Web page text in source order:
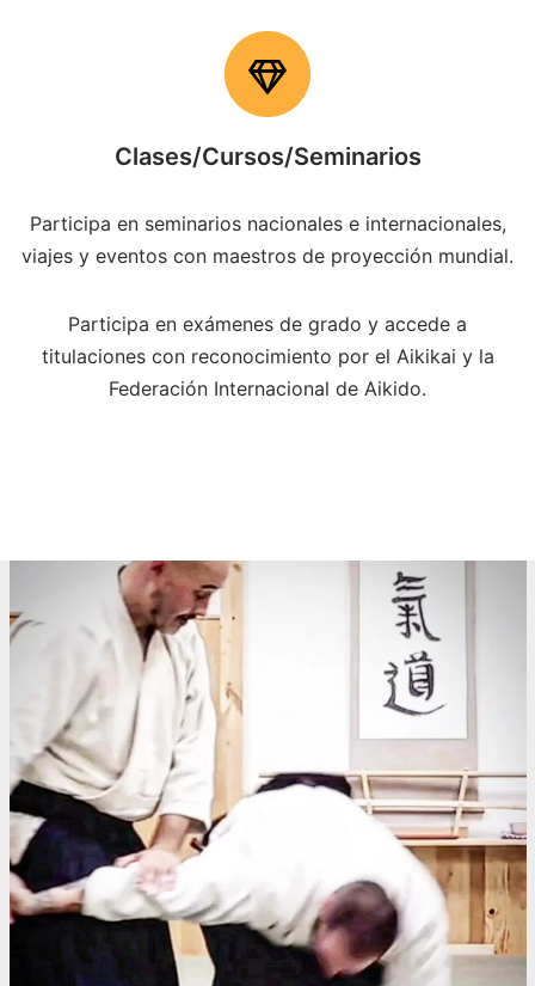
Clases/Cursos/Seminarios
Participa en seminarios nacionales e internacionales,
viajes y eventos con maestros de proyección mundial.
Participa en exámenes de grado y accede a
titulaciones con reconocimiento por el Aikikai y la
Federación Internacional de Aikido.